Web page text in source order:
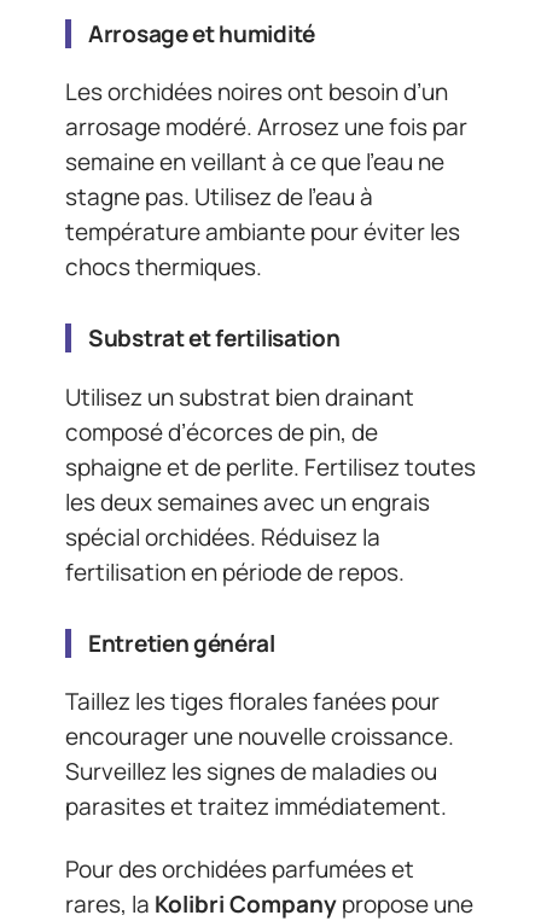
Arrosage et humidité
Les orchidées noires ont besoin d’un
arrosage modéré. Arrosez une fois par
semaine en veillant à ce que l’eau ne
stagne pas. Utilisez de l’eau à
température ambiante pour éviter les
chocs thermiques.
Substrat et fertilisation
Utilisez un substrat bien drainant
composé d’écorces de pin, de
sphaigne et de perlite. Fertilisez toutes
les deux semaines avec un engrais
spécial orchidées. Réduisez la
fertilisation en période de repos.
Entretien général
Taillez les tiges florales fanées pour
encourager une nouvelle croissance.
Surveillez les signes de maladies ou
parasites et traitez immédiatement.
Pour des orchidées parfumées et
rares, la Kolibri Companypropose une